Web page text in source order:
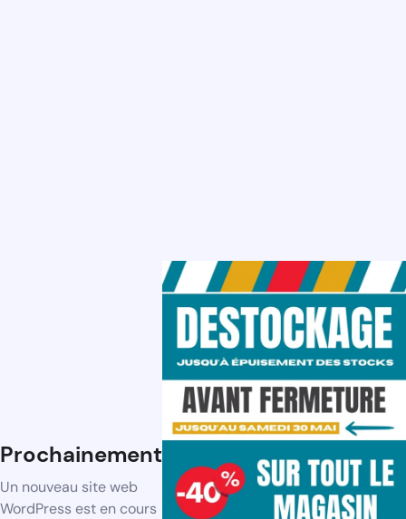
Prochainement
Un nouveau site web
WordPress est en cours